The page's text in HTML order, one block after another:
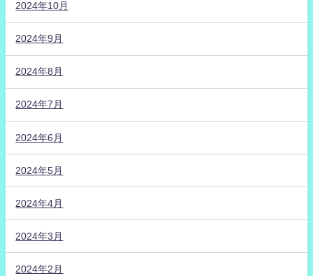
2024年10月
2024年9月
2024年8月
2024年7月
2024年6月
2024年5月
2024年4月
2024年3月
2024年2月